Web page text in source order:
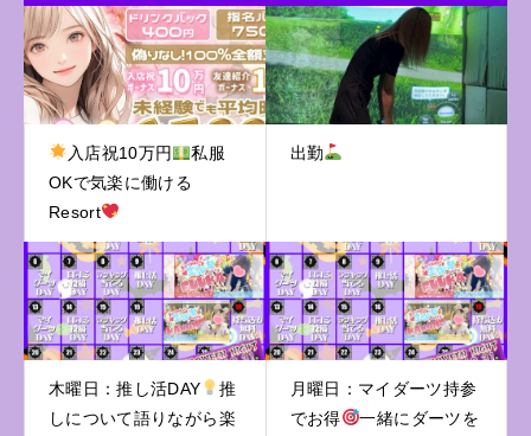
入店祝10万円
私服
OKで気楽に働ける
Resort
出勤
木曜日：推し活DAY
推
しについて語りながら楽
月曜日：マイダーツ持参
でお得
一緒にダーツを